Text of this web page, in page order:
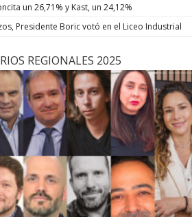
un 26,71% y Kast, un 24,12%
Presidente Boric votó en el Liceo Industrial
REGIONALES 2025